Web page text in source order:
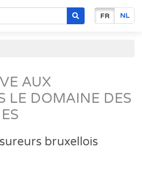
FR NL
AUX
LE DOMAINE DES
bruxellois